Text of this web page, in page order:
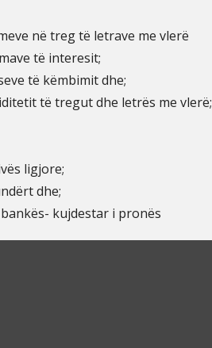
në treg të letrave me vlerë
të interesit;
të këmbimit dhe;
të tregut dhe letrës me vlerë;
ligjore;
dhe;
kujdestar i pronës